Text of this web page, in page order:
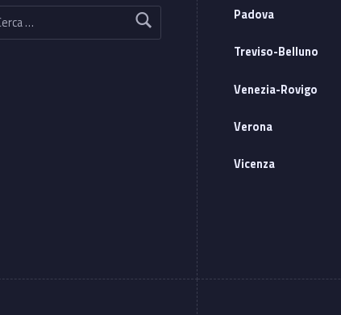
Padova
Treviso-Belluno
Venezia-Rovigo
Verona
Vicenza